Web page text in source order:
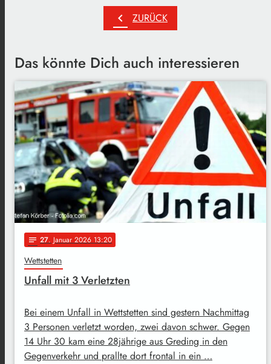
chevron_left ZURÜCK
Das könnte Dich auch interessieren
notes 27. Januar 2026 13:20
Wettstetten
Unfall mit 3 Verletzten
Bei einem Unfall in Wettstetten sind gestern Nachmittag
3 Personen verletzt worden, zwei davon schwer. Gegen
14 Uhr 30 kam eine 28jährige aus Greding in den
Gegenverkehr und prallte dort frontal in ein …